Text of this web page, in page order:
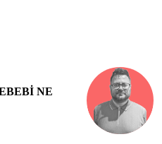
NE